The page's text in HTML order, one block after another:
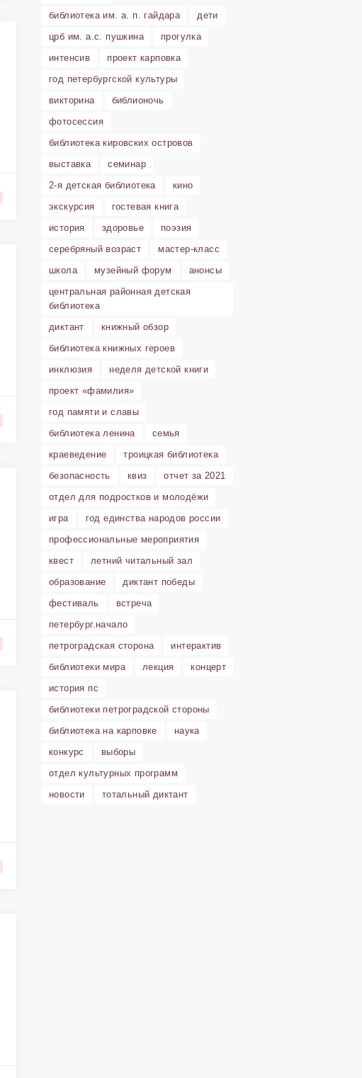
библиотека им. а. п. гайдара
дети
црб им. а.с. пушкина
прогулка
интенсив
проект карповка
год петербургской культуры
викторина
библионочь
фотосессия
библиотека кировских островов
выставка
семинар
2-я детская библиотека
кино
экскурсия
гостевая книга
история
здоровье
поэзия
серебряный возраст
мастер-класс
школа
музейный форум
анонсы
центральная районная детская
библиотека
диктант
книжный обзор
библиотека книжных героев
инклюзия
неделя детской книги
проект «фамилия»
год памяти и славы
библиотека ленина
семья
краеведение
троицкая библиотека
безопасность
квиз
отчет за 2021
отдел для подростков и молодёжи
игра
год единства народов россии
профессиональные мероприятия
квест
летний читальный зал
образование
диктант победы
фестиваль
встреча
петербург.начало
петроградская сторона
интерактив
библиотеки мира
лекция
концерт
история пс
библиотеки петроградской стороны
библиотека на карповке
наука
конкурс
выборы
отдел культурных программ
новости
тотальный диктант